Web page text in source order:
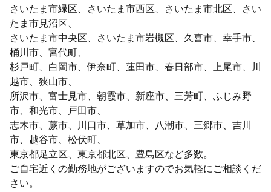
さいたま市緑区、さいたま市西区、さいたま市北区、さい
たま市見沼区、
さいたま市中央区、さいたま市岩槻区、久喜市、幸手市、
桶川市、宮代町、
杉戸町、白岡市、伊奈町、蓮田市、春日部市、上尾市、川
越市、狭山市、
所沢市、富士見市、朝霞市、新座市、三芳町、ふじみ野
市、和光市、戸田市、
志木市、蕨市、川口市、草加市、八潮市、三郷市、吉川
市、越谷市、松伏町、
東京都足立区、東京都北区、豊島区など多数。
ご自宅近くの勤務地がございますのでお気軽にご相談くだ
さい。